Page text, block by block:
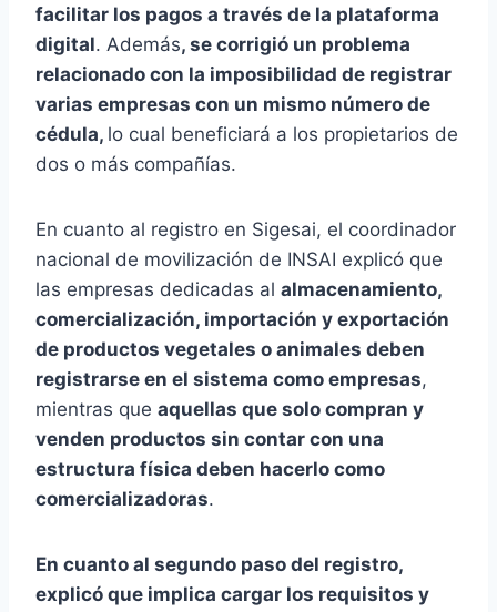
facilitar los pagos a través de la plataforma
digital. Además, se corrigió un problema
relacionado con la imposibilidad de registrar
varias empresas con un mismo número de
cédula, lo cual beneficiará a los propietarios de
dos o más compañías.
En cuanto al registro en Sigesai, el coordinador
nacional de movilización de INSAI explicó que
las empresas dedicadas al almacenamiento,
comercialización, importación y exportación
de productos vegetales o animales deben
registrarse en el sistema como empresas,
mientras que aquellas que solo compran y
venden productos sin contar con una
estructura física deben hacerlo como
comercializadoras.
En cuanto al segundo paso del registro,
explicó que implica cargar los requisitos y